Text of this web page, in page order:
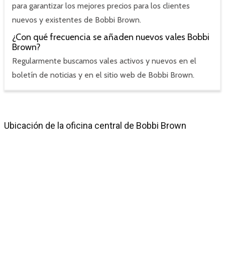
para garantizar los mejores precios para los clientes
nuevos y existentes de Bobbi Brown.
¿Con qué frecuencia se añaden nuevos vales Bobbi
Brown?
Regularmente buscamos vales activos y nuevos en el
boletín de noticias y en el sitio web de Bobbi Brown.
Ubicación de la oficina central de Bobbi Brown